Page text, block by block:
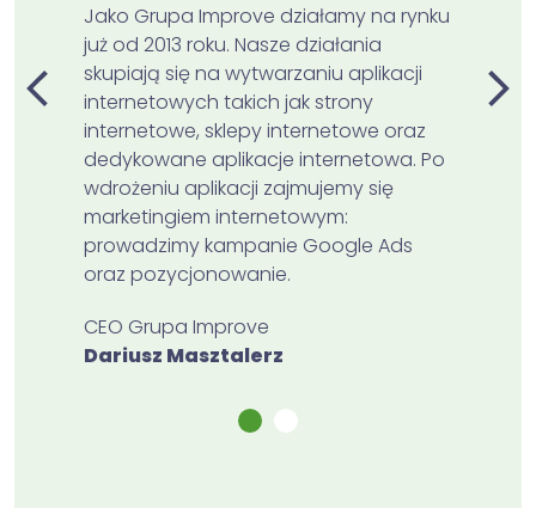
Jako Grupa Improve działamy na rynku
już od 2013 roku. Nasze działania
skupiają się na wytwarzaniu aplikacji
internetowych takich jak strony
internetowe, sklepy internetowe oraz
dedykowane aplikacje internetowa. Po
wdrożeniu aplikacji zajmujemy się
marketingiem internetowym:
prowadzimy kampanie Google Ads
oraz pozycjonowanie.
CEO Grupa Improve
Dariusz Masztalerz